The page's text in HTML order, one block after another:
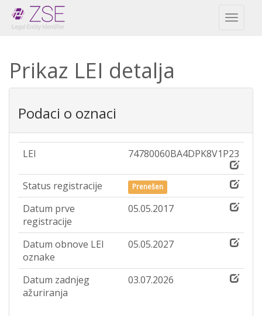
Toggle
Prikaz LEI detalja
Podaci o oznaci
LEI 74780060BA4DPK8V1P23
Status registracije Prenešen
Datum prve
registracije
05.05.2017
Datum obnove LEI
oznake
05.05.2027
Datum zadnjeg
ažuriranja
03.07.2026